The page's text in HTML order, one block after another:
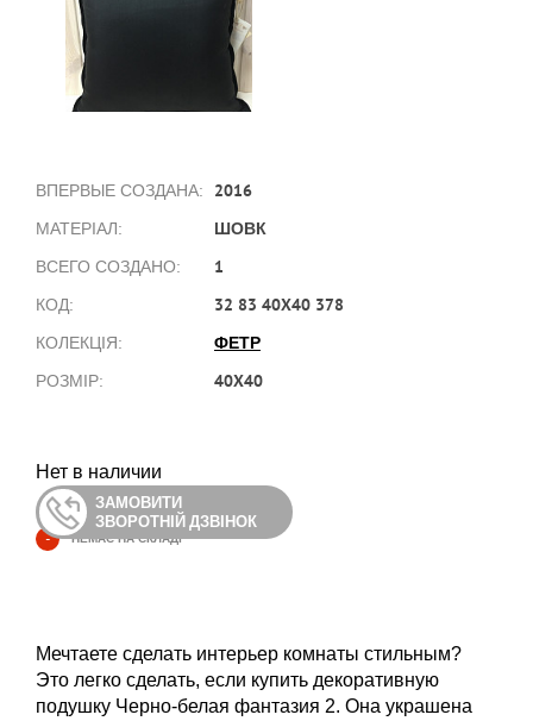
ВПЕРВЫЕ СОЗДАНА: 2016
МАТЕРІАЛ: ШОВК
ВСЕГО СОЗДАНО: 1
КОД: 32 83 40X40 378
КОЛЕКЦІЯ: ФЕТР
РОЗМІР: 40X40
Нет в наличии
ЗАМОВИТИ
ЗВОРОТНІЙ ДЗВІНОК
- НЕМАЄ НА СКЛАДІ
Мечтаете сделать интерьер комнаты стильным?
Это легко сделать, если купить декоративную
подушку Черно-белая фантазия 2. Она украшена